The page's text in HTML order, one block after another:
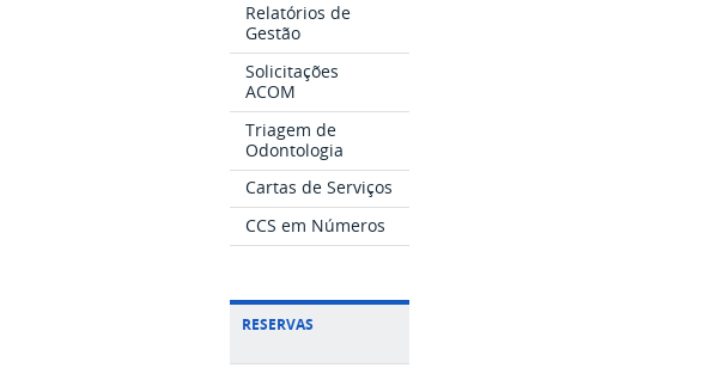
Relatórios de
Gestão
Solicitações
ACOM
Triagem de
Odontologia
Cartas de Serviços
CCS em Números
RESERVAS